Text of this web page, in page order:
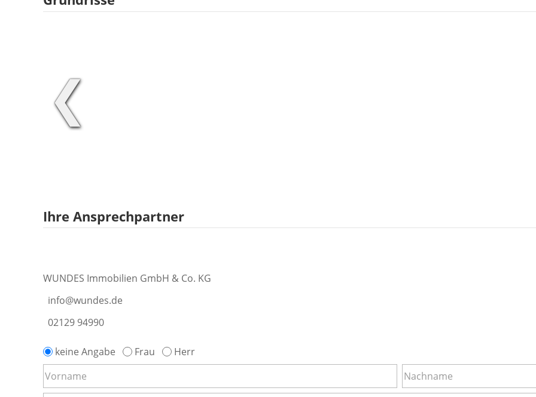
❮
Ihre Ansprechpartner
WUNDES Immobilien GmbH & Co. KG
info@wundes.de
02129 94990
keine Angabe Frau Herr